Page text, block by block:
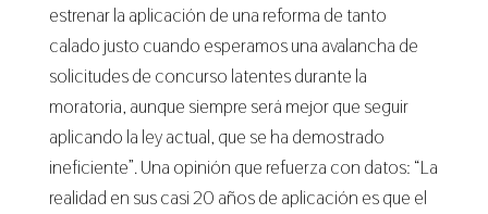
estrenar la aplicación de una reforma de tanto
calado justo cuando esperamos una avalancha de
solicitudes de concurso latentes durante la
moratoria, aunque siempre será mejor que seguir
aplicando la ley actual, que se ha demostrado
ineficiente”. Una opinión que refuerza con datos: “La
realidad en sus casi 20 años de aplicación es que el